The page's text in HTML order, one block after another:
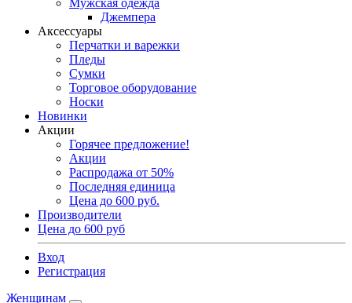
Мужская одежда
Джемпера
Аксессуары
Перчатки и варежки
Пледы
Сумки
Торговое оборудование
Носки
Новинки
Акции
Горячее предложение!
Акции
Распродажа от 50%
Последняя единица
Цена до 600 руб.
Производители
Цена до 600 руб
Вход
Регистрация
Женщинам